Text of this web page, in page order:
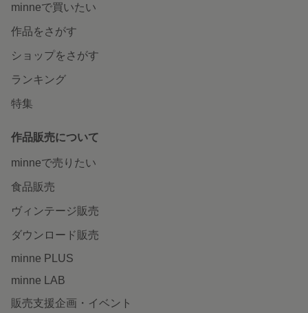
minneで買いたい
作品をさがす
ショップをさがす
ランキング
特集
作品販売について
minneで売りたい
食品販売
ヴィンテージ販売
ダウンロード販売
minne PLUS
minne LAB
販売支援企画・イベント